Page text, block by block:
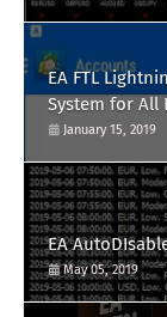
EA FTL
System for All
January 15, 2019
EA
May 05, 2019